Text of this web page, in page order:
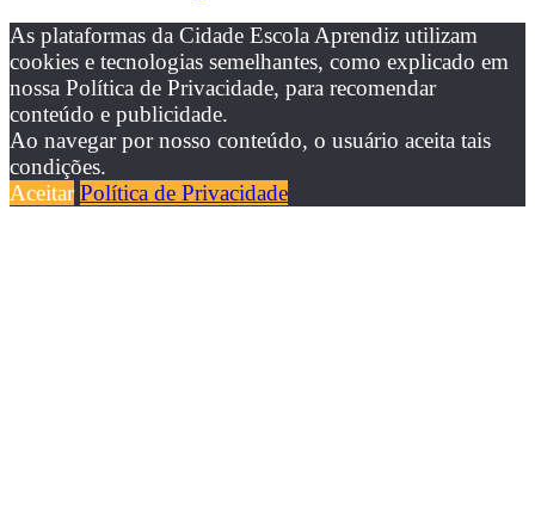
As plataformas da Cidade Escola Aprendiz utilizam
cookies e tecnologias semelhantes, como explicado em
nossa Política de Privacidade, para recomendar
conteúdo e publicidade.
Ao navegar por nosso conteúdo, o usuário aceita tais
condições.
Aceitar Política de Privacidade